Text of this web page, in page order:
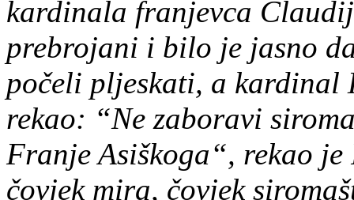
kardinala franjevca
prebrojani i bilo je jasno
počeli pljeskati, a kardinal
rekao: “Ne zaboravi
Franje Asiškoga“, rekao
čovjek mira, čovjek